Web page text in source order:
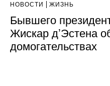
НОВОСТИ ЖИЗНЬ
Бывшего
Жискар дʼЭстена
домогательствах